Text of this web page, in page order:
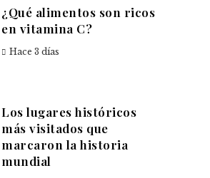
¿Qué alimentos son ricos
en vitamina C?
Hace 3 días
Los lugares históricos
más visitados que
marcaron la historia
mundial